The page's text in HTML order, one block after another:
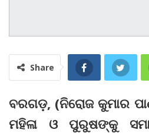
Share
ବରଗଡ଼, (ନିରୋଜ କୁମାର
ମହିଳା ଓ ପୁରୁଷଙ୍କୁ